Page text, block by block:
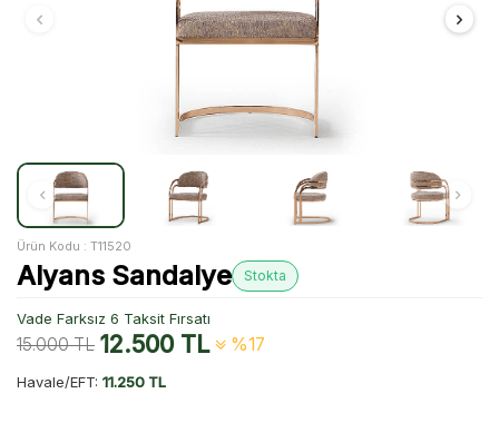
Ürün Kodu : T11520
Alyans Sandalye Stokta
Vade Farksız 6 Taksit Fırsatı
15.000TL 12.500TL %17
Havale/EFT: 11.250 TL